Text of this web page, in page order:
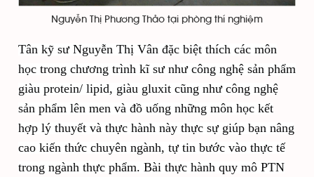
Nguyễn Thị Phương Thảo tại phòng thí nghiệm
Tân kỹ sư Nguyễn Thị Vân đặc biệt thích các môn
học trong chương trình kĩ sư như công nghệ sản phẩm
giàu protein/ lipid, giàu gluxit cũng như công nghệ
sản phẩm lên men và đồ uống những môn học kết
hợp lý thuyết và thực hành này thực sự giúp bạn nâng
cao kiến thức chuyên ngành, tự tin bước vào thực tế
trong ngành thực phẩm. Bài thực hành quy mô PTN